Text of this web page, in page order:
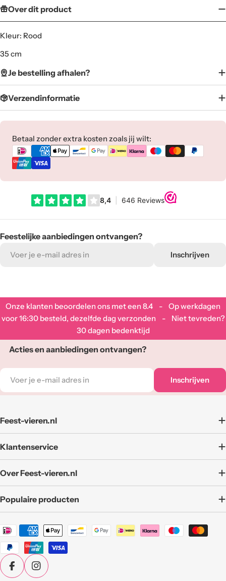
Over dit product
Kleur: Rood
35 cm
Je bestelling afhalen?
Verzendinformatie
Betaal zonder extra kosten zoals jij wilt:
Betaalmethoden
Feestelijke aanbiedingen ontvangen?
mail
Inschrijven
Onze klanten beoordelen ons met een 8.4 - Op werkdagen
voor 16:30 besteld, dezelfde dag verzonden - Niet tevreden?
30 dagen bedenktijd
Acties en aanbiedingen ontvangen?
E-
mail
Inschrijven
Feest-vieren.nl
Klantenservice
Over Feest-vieren.nl
Populaire producten
Betaalmethoden
FacebookInstagram